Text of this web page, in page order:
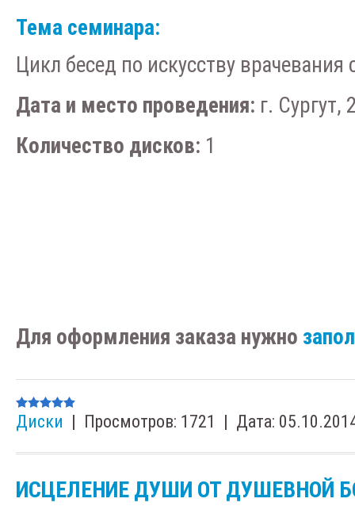
Тема семинара:
Цикл бесед по искусству врачевания
Дата и место проведения: г. Сургут,
Количество дисков: 1
Для оформления заказа нужно
Диски | Просмотров: 1721 | Дата:
ИСЦЕЛЕНИЕ ДУШИ ОТ ДУШЕВНОЙ